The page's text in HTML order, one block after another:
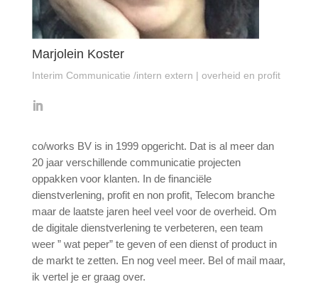
Marjolein Koster
Interim Communicatie /intern extern | overheid en profit
co/works BV is in 1999 opgericht. Dat is al meer dan
20 jaar verschillende communicatie projecten
oppakken voor klanten. In de financiële
dienstverlening, profit en non profit, Telecom branche
maar de laatste jaren heel veel voor de overheid. Om
de digitale dienstverlening te verbeteren, een team
weer ” wat peper” te geven of een dienst of product in
de markt te zetten. En nog veel meer. Bel of mail maar,
ik vertel je er graag over.